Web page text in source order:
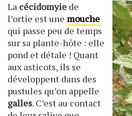
La cécidomyie de
l’ortie est une mouche
qui passe peu de temps
sur sa plante-hôte : elle
pond et détale ! Quant
aux asticots, ils se
développent dans des
pustules qu’on appelle
galles. C’est au contact